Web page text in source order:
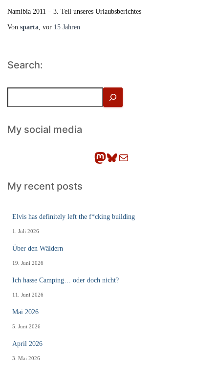
Namibia 2011 – 3. Teil unseres Urlaubsberichtes
Von sparta, vor 15 Jahren
Search:
h
eMy social media
Mastodon Bluesky E-Mail
My recent posts
Elvis has definitely left the f*cking building
1. Juli 2026
Über den Wäldern
19. Juni 2026
Ich hasse Camping… oder doch nicht?
11. Juni 2026
Mai 2026
5. Juni 2026
April 2026
3. Mai 2026